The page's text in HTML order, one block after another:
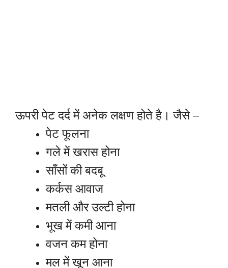
ऊपरी पेट दर्द में अनेक लक्षण होते है। जैसे –
पेट फूलना
गले में खरास होना
साँसों की बदबू
कर्कस आवाज
मतली और उल्टी होना
भूख में कमी आना
वजन कम होना
मल में खून आना